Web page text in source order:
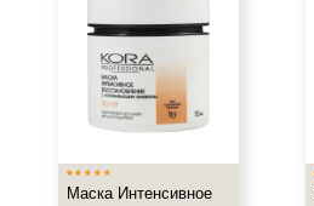
Универсальная
Сухая
Маска Интенсивное